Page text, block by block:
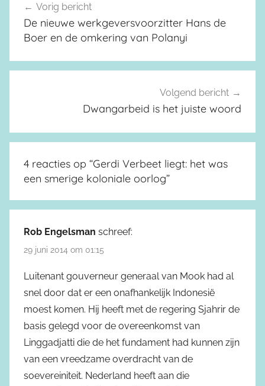
Berichtnavigatie
Vorig bericht
De nieuwe werkgeversvoorzitter Hans de
Boer en de omkering van Polanyi
Volgend bericht
Dwangarbeid is het juiste woord
4 reacties op “Gerdi Verbeet liegt: het was
een smerige koloniale oorlog”
Rob Engelsman schreef:
29 juni 2014 om 01:15
Luitenant gouverneur generaal van Mook had al
snel door dat er een onafhankelijk Indonesië
moest komen. Hij heeft met de regering Sjahrir de
basis gelegd voor de overeenkomst van
Linggadjatti die de het fundament had kunnen zijn
van een vreedzame overdracht van de
soevereiniteit. Nederland heeft aan die